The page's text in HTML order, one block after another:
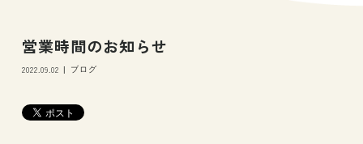
営業時間のお知らせ
2022.09.02 ブログ